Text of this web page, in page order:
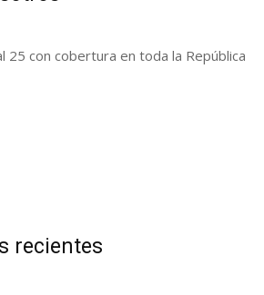
25 con cobertura en toda la República
recientes